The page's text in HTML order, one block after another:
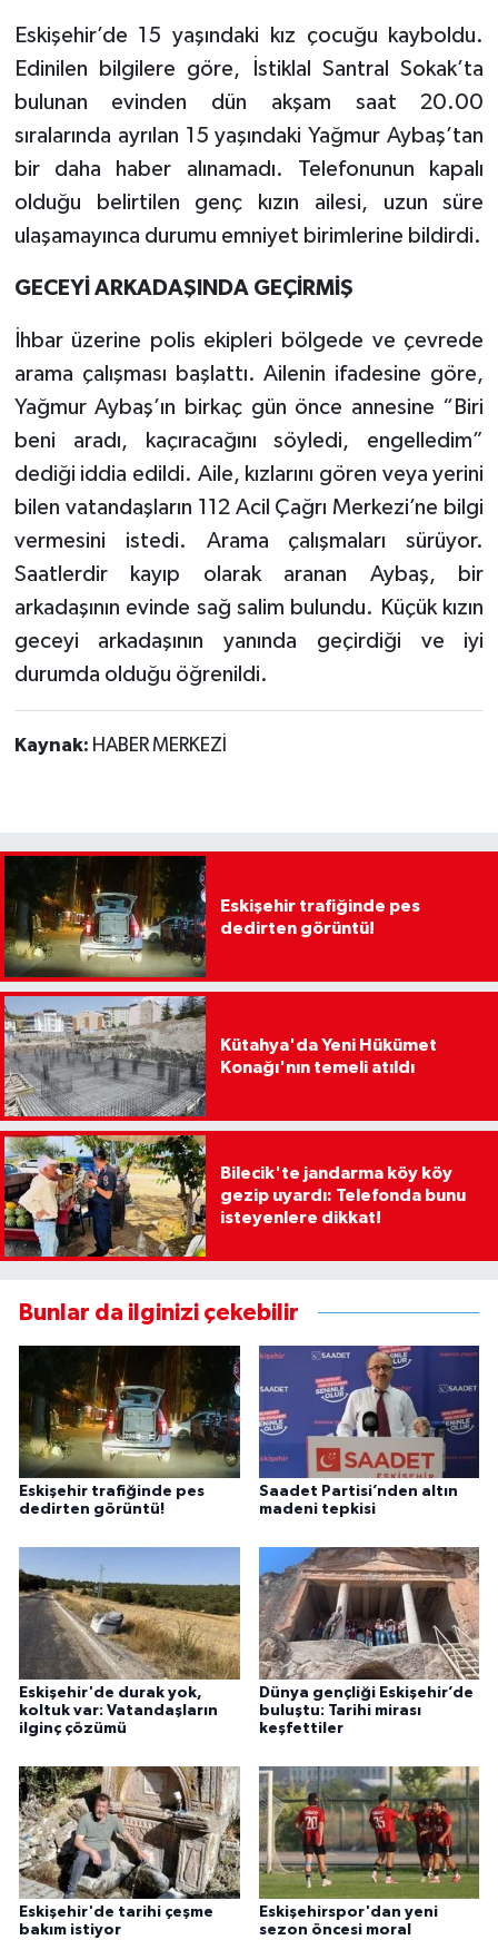
Eskişehir’de 15 yaşındaki kız çocuğu kayboldu.
Edinilen bilgilere göre, İstiklal Santral Sokak’ta
bulunan evinden dün akşam saat 20.00
sıralarında ayrılan 15 yaşındaki Yağmur Aybaş’tan
bir daha haber alınamadı. Telefonunun kapalı
olduğu belirtilen genç kızın ailesi, uzun süre
ulaşamayınca durumu emniyet birimlerine bildirdi.
GECEYİ ARKADAŞINDA GEÇİRMİŞ
İhbar üzerine polis ekipleri bölgede ve çevrede
arama çalışması başlattı. Ailenin ifadesine göre,
Yağmur Aybaş’ın birkaç gün önce annesine “Biri
beni aradı, kaçıracağını söyledi, engelledim”
dediği iddia edildi. Aile, kızlarını gören veya yerini
bilen vatandaşların 112 Acil Çağrı Merkezi’ne bilgi
vermesini istedi. Arama çalışmaları sürüyor.
Saatlerdir kayıp olarak aranan Aybaş, bir
arkadaşının evinde sağ salim bulundu. Küçük kızın
geceyi arkadaşının yanında geçirdiği ve iyi
durumda olduğu öğrenildi.
Kaynak: HABER MERKEZİ
Eskişehir trafiğinde pes
dedirten görüntü!
Kütahya'da Yeni Hükümet
Konağı'nın temeli atıldı
Bilecik'te jandarma köy köy
gezip uyardı: Telefonda bunu
isteyenlere dikkat!
Bunlar da ilginizi çekebilir
Eskişehir trafiğinde pes
dedirten görüntü!
Saadet Partisi’nden altın
madeni tepkisi
Eskişehir'de durak yok,
koltuk var: Vatandaşların
ilginç çözümü
Dünya gençliği Eskişehir’de
buluştu: Tarihi mirası
keşfettiler
Eskişehir'de tarihi çeşme
bakım istiyor
Eskişehirspor'dan yeni
sezon öncesi moral